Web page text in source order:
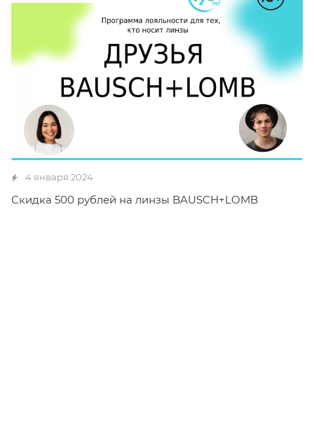
4 января 2024
Скидка 500 рублей на линзы BAUSCH+LOMB